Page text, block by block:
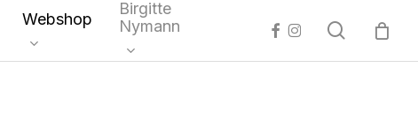
Webshop
Birgitte
Nymann
facebook
instagram search